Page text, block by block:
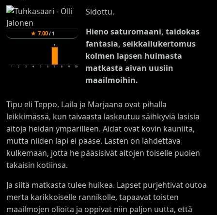
★ 7.00/1
1 2 3 4 5 6
1
7 8 9 10
Sidottu.
Hieno saturomaani, taidokas
fantasia, seikkailukertomus
kolmen lapsen huimasta
matkasta aivan uusiin
maailmoihin.
Tipu eli Teppo, Laila ja Marjaana ovat pihalla
leikkimässä, kun taivaasta laskeutuu säihkyviä lasisia
aitoja heidän ympärilleen. Aidat ovat kovin kauniita,
mutta niiden läpi ei pääse. Lasten on lähdettävä
kulkemaan, jotta he pääsisivät aitojen toiselle puolen
takaisin kotiinsa.
Ja siitä matkasta tulee huikea. Lapset purjehtivat outoa
merta karikkoiselle rannikolle, tapaavat toisten
maailmojen olioita ja oppivat niin paljon uutta, että